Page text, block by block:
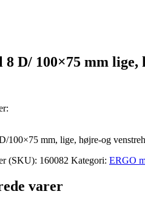
8 D/ 100×75 mm
100×75 mm, lige, højre-og
(SKU): 160082 Kategori: ERGO
varer